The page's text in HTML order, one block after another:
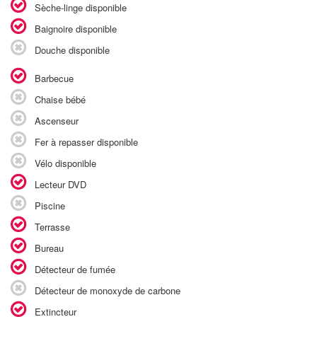
Sèche-linge disponible
Baignoire disponible
Douche disponible
Barbecue
Chaise bébé
Ascenseur
Fer à repasser disponible
Vélo disponible
Lecteur DVD
Piscine
Terrasse
Bureau
Détecteur de fumée
Détecteur de monoxyde de carbone
Extincteur